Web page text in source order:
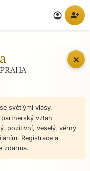
account_circle person_add
✕
světlými vlasy,
vztah
pozitivní, veselý, věrný
Registrace a
zdarma.